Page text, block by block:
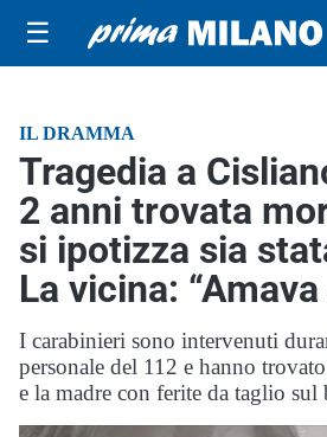
☰
IL DRAMMA
Tragedia a
2 anni trovata
si ipotizza sia
La vicina:
I carabinieri sono intervenuti
personale del 112 e hanno
e la madre con ferite da taglio sul